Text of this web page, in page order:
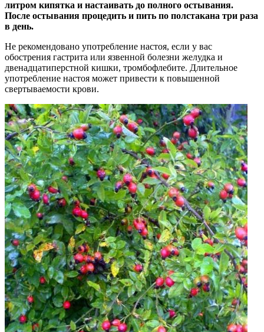
литром кипятка и настаивать до полного остывания.
После остывания процедить и пить по полстакана три раза
в день.
Не рекомендовано употребление настоя, если у вас
обострения гастрита или язвенной болезни желудка и
двенадцатиперстной кишки, тромбофлебите. Длительное
употребление настоя может привести к повышенной
свертываемости крови.